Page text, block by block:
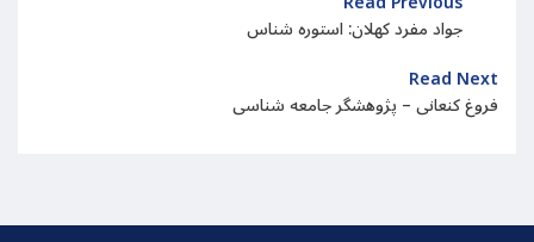
جواد مفرد کهلان: استوره شناس
Read Next
فروغ کنعانی – پژوهشگر جامعه شناسی